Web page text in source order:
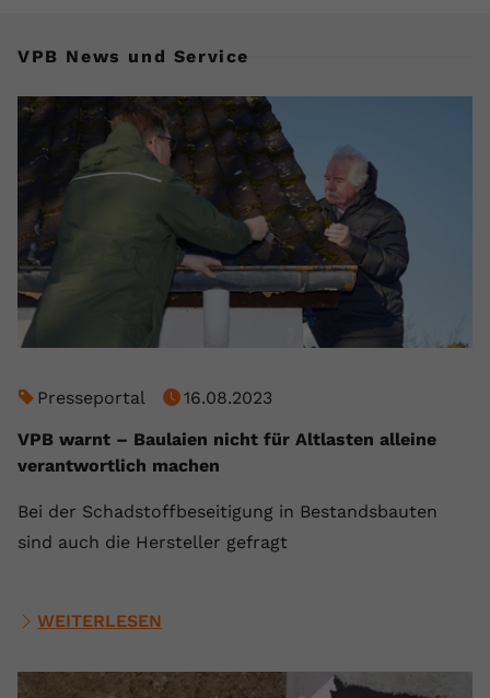
VPB News und Service
Presseportal
16.08.2023
VPB warnt – Baulaien nicht für Altlasten alleine
verantwortlich machen
Bei der Schadstoffbeseitigung in Bestandsbauten
sind auch die Hersteller gefragt
WEITERLESEN